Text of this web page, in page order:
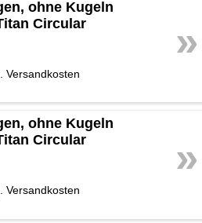
»
ohne Kugeln
Circular
Versandkosten
»
ohne Kugeln
Circular
Versandkosten